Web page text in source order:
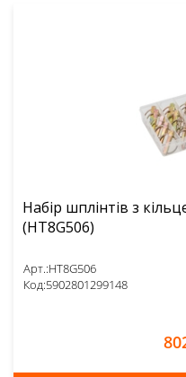
Набір шплінтів з
(HT8G506)
Арт.:HT8G506
Код:5902801299148